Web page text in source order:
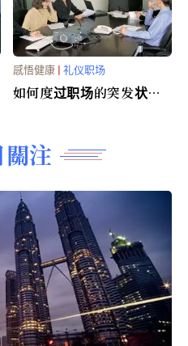
感悟健康 | 礼仪职场
如何度过职场的突发状况
注